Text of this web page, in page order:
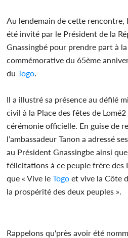
Au lendemain de cette rencontre,
été invité par le Président de la
Gnassingbé pour prendre part à
commémorative du 65ème
duTogo
Il a illustré sa présence au défilé
civil à la Place des fêtes de
cérémonie officielle. En guise de
l’ambassadeur Tanon a adressé
au Président Gnassingbe ainsi
félicitations à ce peuple frère des
que « Vive leTogo et vive la Côte
la prospérité des deux peuples ».
Rappelons qu'près avoir été